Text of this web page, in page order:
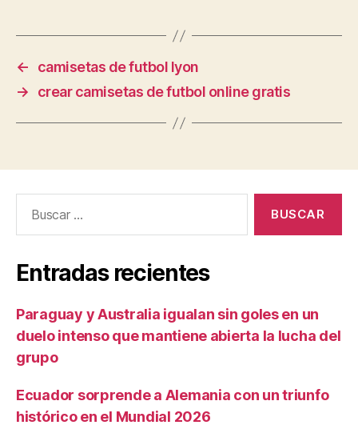
←
camisetas de futbol lyon
→
crear camisetas de futbol online gratis
Entradas recientes
Paraguay y Australia igualan sin goles en un
duelo intenso que mantiene abierta la lucha del
grupo
Ecuador sorprende a Alemania con un triunfo
histórico en el Mundial 2026